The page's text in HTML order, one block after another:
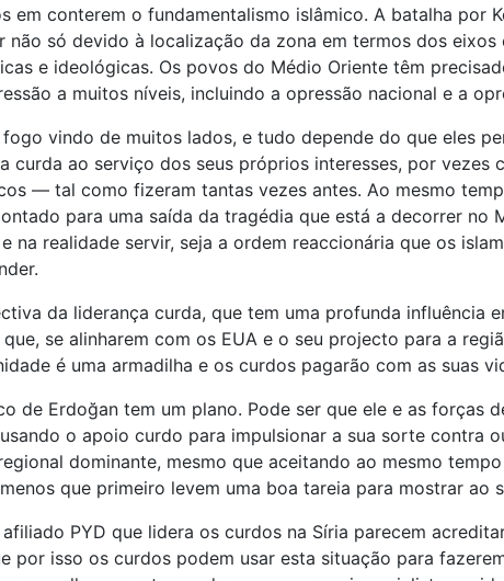
em conterem o fundamentalismo islâmico. A batalha
não só devido à localização da zona em termos dos
e ideológicas. Os povos do Médio Oriente têm
a muitos níveis, incluindo a opressão nacional e a
vindo de muitos lados, e tudo depende do que eles
curda ao serviço dos seus próprios interesses, por
— tal como fizeram tantas vezes antes. Ao mesmo
para uma saída da tragédia que está a decorrer
na realidade servir, seja a ordem reaccionária que os
da liderança curda, que tem uma profunda
se alinharem com os EUA e o seu projecto para a
é uma armadilha e os curdos pagarão com as suas
de Erdoğan tem um plano. Pode ser que ele e as forças
o apoio curdo para impulsionar a sua sorte contra
dominante, mesmo que aceitando ao mesmo
que primeiro levem uma boa tareia para mostrar ao
afiliado PYD que lidera os curdos na Síria parecem
por isso os curdos podem usar esta situação para